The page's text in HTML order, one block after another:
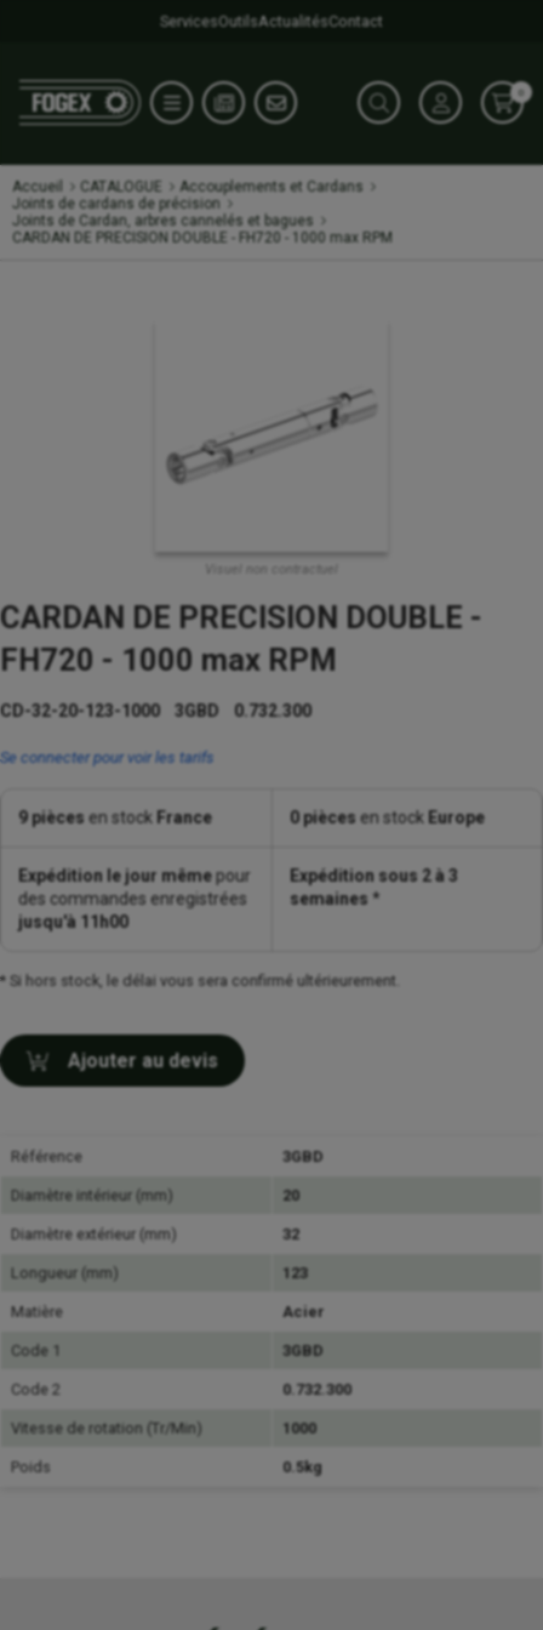
ServicesOutilsActualitésContact
0
Accueil CATALOGUE
Accouplements et Cardans
Joints de cardans de précision
Joints de Cardan, arbres cannelés et bagues
CARDAN DE PRECISION DOUBLE - FH720 - 1000 max RPM
Visuel non contractuel
CARDAN DE PRECISION DOUBLE -
FH720 - 1000 max RPM
CD-32-20-123-1000 3GBD 0.732.300
Se connecter pour voir les tarifs
9 piècesen stock France 0 piècesen stock Europe
Expédition le jour mêmepour
des commandes enregistrées
jusqu'à 11h00
Expédition sous 2 à 3
semaines *
* Si hors stock, le délai vous sera confirmé ultérieurement.
Ajouter au devis
Référence 3GBD
Diamètre intérieur (mm) 20
Diamètre extérieur (mm) 32
Longueur (mm) 123
Matière Acier
Code 1 3GBD
Code 2 0.732.300
Vitesse de rotation (Tr/Min) 1000
Poids 0.5kg